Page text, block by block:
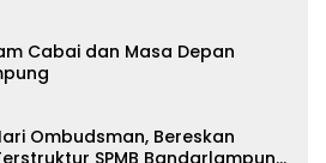
Cabai dan Masa Depan
Ombudsman, Bereskan
SPMB Bandarlampung